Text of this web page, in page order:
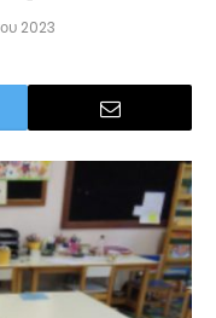
2023